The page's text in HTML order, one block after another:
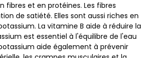
fibres et en protéines. Les fibres
de satiété. Elles sont aussi riches en
La vitamine B aide à réduire la
est essentiel à l'équilibre de l'eau
aide également à prévenir